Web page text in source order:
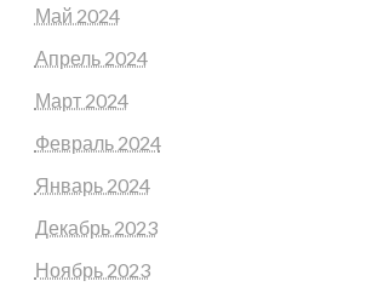
Май 2024
Апрель 2024
Март 2024
Февраль 2024
Январь 2024
Декабрь 2023
Ноябрь 2023